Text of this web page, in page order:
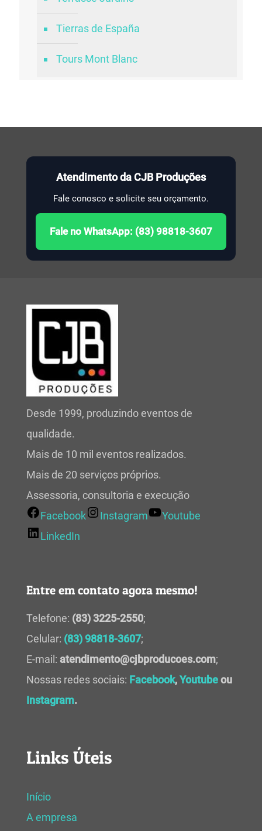
Tierras de España
Tours Mont Blanc
Atendimento da CJB Produções
Fale conosco e solicite seu orçamento.
Fale no WhatsApp: (83) 98818-3607
Desde 1999, produzindo eventos de
qualidade.
Mais de 10 mil eventos realizados.
Mais de 20 serviços próprios.
Assessoria, consultoria e execução
Facebook
Instagram
Youtube
LinkedIn
Entre em contato agora mesmo!
Telefone: (83) 3225-2550;
Celular: (83) 98818-3607;
E-mail: atendimento@cjbproducoes.com;
Nossas redes sociais: Facebook,Youtubeou
Instagram.
Links Úteis
Início
A empresa